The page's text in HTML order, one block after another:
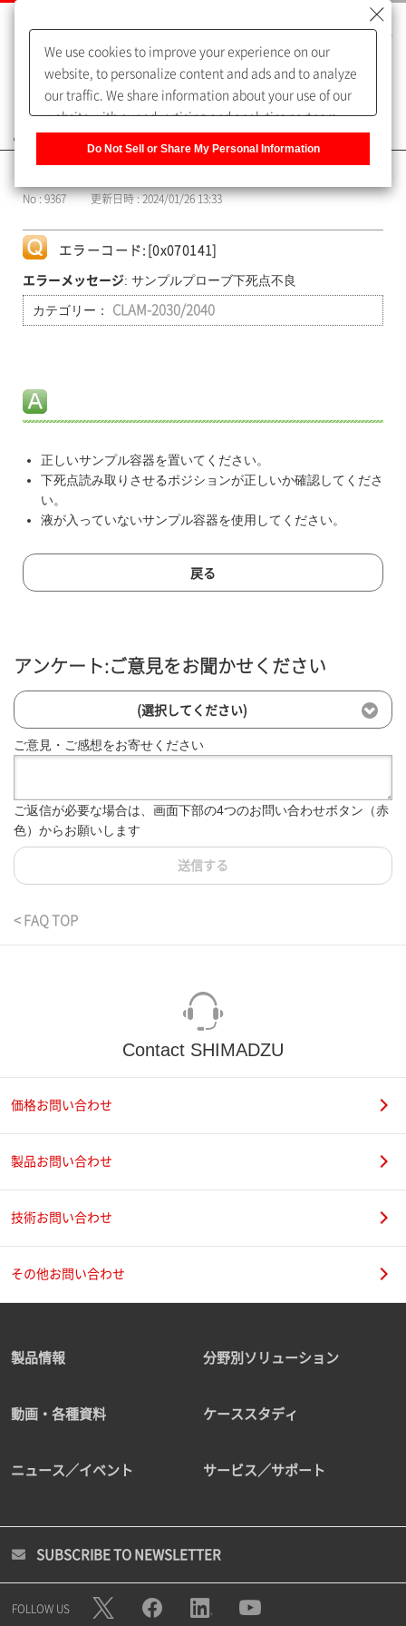
よくあるご質問（FAQ）
No : 9367 更新日時 : 2024/01/26 13:33
エラーコード:[0x070141]
エラーメッセージ: サンプルプローブ下死点不良
カテゴリー： CLAM-2030/2040
正しいサンプル容器を置いてください。
下死点読み取りさせるポジションが正しいか確認してくださ
い。
液が入っていないサンプル容器を使用してください。
戻る
アンケート:ご意見をお聞かせください
(選択してください)
ご意見・ご感想をお寄せください
ご返信が必要な場合は、画面下部の4つのお問い合わせボタン（赤
色）からお願いします
送信する
< FAQ TOP
Contact SHIMADZU
価格お問い合わせ
製品お問い合わせ
技術お問い合わせ
その他お問い合わせ
製品情報 分野別ソリューション
動画・各種資料 ケーススタディ
ニュース／イベント サービス／サポート
SUBSCRIBE TO NEWSLETTER
FOLLOW US
We use cookies to improve your experience on our
website, to personalize content and ads and to analyze
our traffic. We share information about your use of our
website with our advertising and analytics partners,
of our sharing information about you with our partners.
Information] to customize your cookie settings on our
Do Not Sell or Share My Personal Information